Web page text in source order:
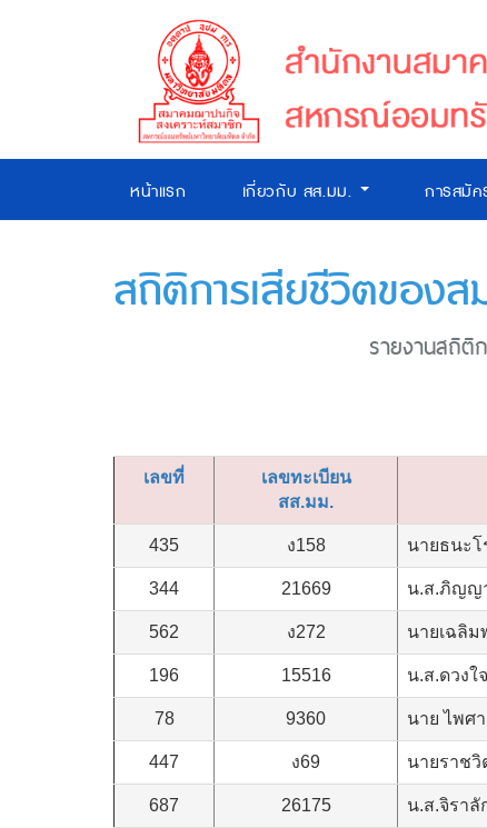
หน้าแรก เกี่ยวกับ สส.มม. การสมัค
สถิติการเสียชีวิตของส
รายงานสถิติ
เลขที่
เลขทะเบียน
สส.มม.
435 ง158 นายธนะ
344 21669 น.ส.ภิญญ
562 ง272 นายเฉลิ
196 15516 น.ส.ดวงใ
78 9360 นาย ไพศ
447 ง69 นายราช
687 26175 น.ส.จิรา